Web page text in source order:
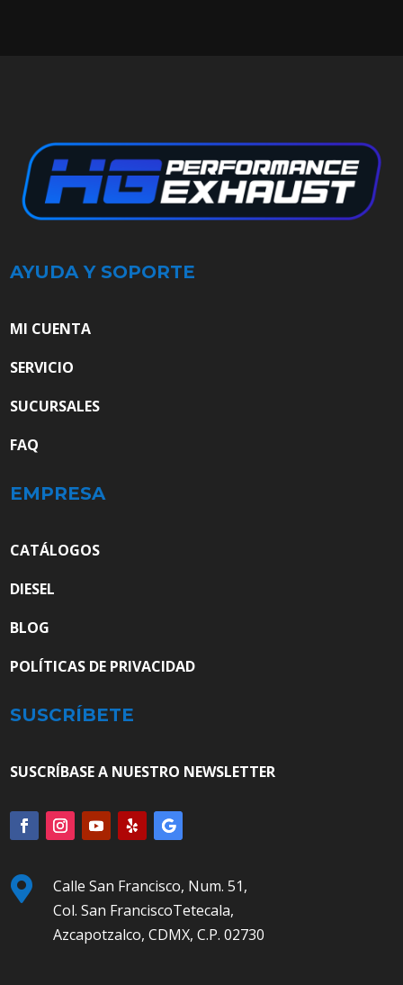
AYUDA Y SOPORTE
MI CUENTA
SERVICIO
SUCURSALES
FAQ
EMPRESA
CATÁLOGOS
DIESEL
BLOG
POLÍTICAS DE PRIVACIDAD
SUSCRÍBETE
SUSCRÍBASE A NUESTRO NEWSLETTER

Calle San Francisco, Num. 51,
Col. San FranciscoTetecala,
Azcapotzalco, CDMX, C.P. 02730